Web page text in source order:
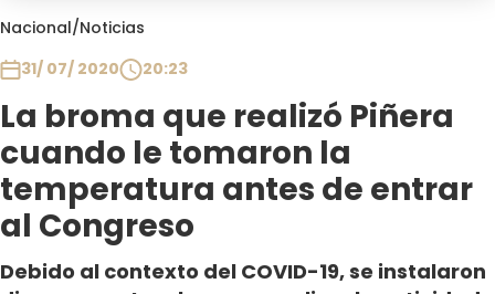
Nacional/Noticias
31/ 07/ 2020
20:23
La broma que realizó Piñera
cuando le tomaron la
temperatura antes de entrar
al Congreso
Debido al contexto del COVID-19, se instalaron
Club De La Comedia
Plan Perfecto
El Tiempo
Sabingo
Todos Los Programas